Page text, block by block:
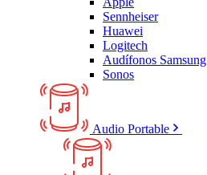
Sennheiser
Huawei
Logitech
Audífonos Samsung
Sonos
Audio Portable